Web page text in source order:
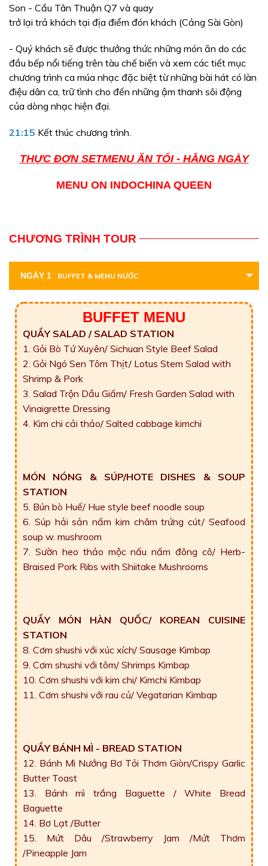
Son - Cầu Tân Thuận Q7 và quay
trở lại trả khách tại địa điểm đón khách (Cảng Sài Gòn)
- Quý khách sẽ được thưởng thức những món ăn do các
đầu bếp nổi tiếng trên tàu chế biến và xem các tiết mục
chương trình ca múa nhạc đặc biệt từ những bài hát có làn
điệu dân ca, trữ tình cho đến những ậm thanh sôi động
của dòng nhạc hiện đại.
21:15 Kết thúc chương trình.
THỰC ĐƠN SETMENU ĂN TỐI - HẰNG NGÀY
MENU ON INDOCHINA QUEEN
CHƯƠNG TRÌNH TOUR
NGÀY 1 BUFFET & MENU NƯỚC
BUFFET MENU
QUẦY SALAD / SALAD STATION
1. Gỏi Bò Tứ Xuyên/ Sichuan Style Beef Salad
2. Gỏi Ngó Sen Tôm Thịt/ Lotus Stem Salad with
Shrimp & Pork
3. Salad Trộn Dầu Giấm/ Fresh Garden Salad with
Vinaigrette Dressing
4. Kim chi cải thảo/ Salted cabbage kimchi
MÓN NÓNG & SÚP/HOTE DISHES & SOUP
STATION
5. Bún bò Huế/ Hue style beef noodle soup
6. Súp hải sản nấm kim châm trứng cút/ Seafood
soup w. mushroom
7. Sườn heo thảo mộc nấu nấm đông cô/ Herb-
Braised Pork Ribs with Shiitake Mushrooms
QUẦY MÓN HÀN QUỐC/ KOREAN CUISINE
STATION
8. Cơm shushi với xúc xích/ Sausage Kimbap
9. Cơm shushi với tôm/ Shrimps Kimbap
10. Cơm shushi với kim chi/ Kimchi Kimbap
11. Cơm shushi với rau củ/ Vegatarian Kimbap
QUẦY BÁNH MÌ - BREAD STATION
12. Bánh Mì Nướng Bơ Tỏi Thơm Giòn/Crispy Garlic
Butter Toast
13. Bánh mì trắng Baguette / White Bread
Baguette
14. Bơ Lạt /Butter
15. Mứt Dâu /Strawberry Jam /Mứt Thơm
/Pineapple Jam